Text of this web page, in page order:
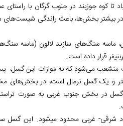
کوه هارون در جنوب علی‌آباد تا کوه جوزبند در جنوب گرگان با
بخش‌ها، باعث راندگی شیست‌های
ماسه سنگ‌های سازند لالون (ماسه
قرار داده است.
می‌شود که به موازات این گسل،
تا رودخانه میانکوه ادامه می‌یابد. این گسل دارای طولی بيش از 45 کیلومتر و یک گسل نرمال
گسل در بخش جنوب غربی به صورت
با امتداد شرقی- غربی محدود می‏شود. این